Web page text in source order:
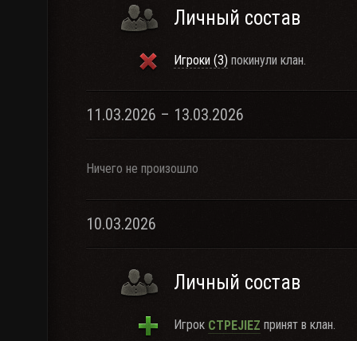
Личный состав
Игроки (3) покинули клан.
11.03.2026 – 13.03.2026
Ничего не произошло
10.03.2026
Личный состав
Игрок CTPEJIEZ принят в клан.